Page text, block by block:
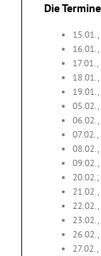
Die
16.01.,
07.02.,
27.02.,